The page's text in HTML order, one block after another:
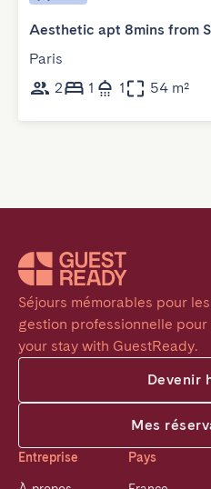
Aesthetic apt 8mins from
Paris
2
1 1 54 m²
Séjours mémorables pour
gestion professionnelle
your stay with GuestReady.
Devenir
Mes
Entreprise Pays